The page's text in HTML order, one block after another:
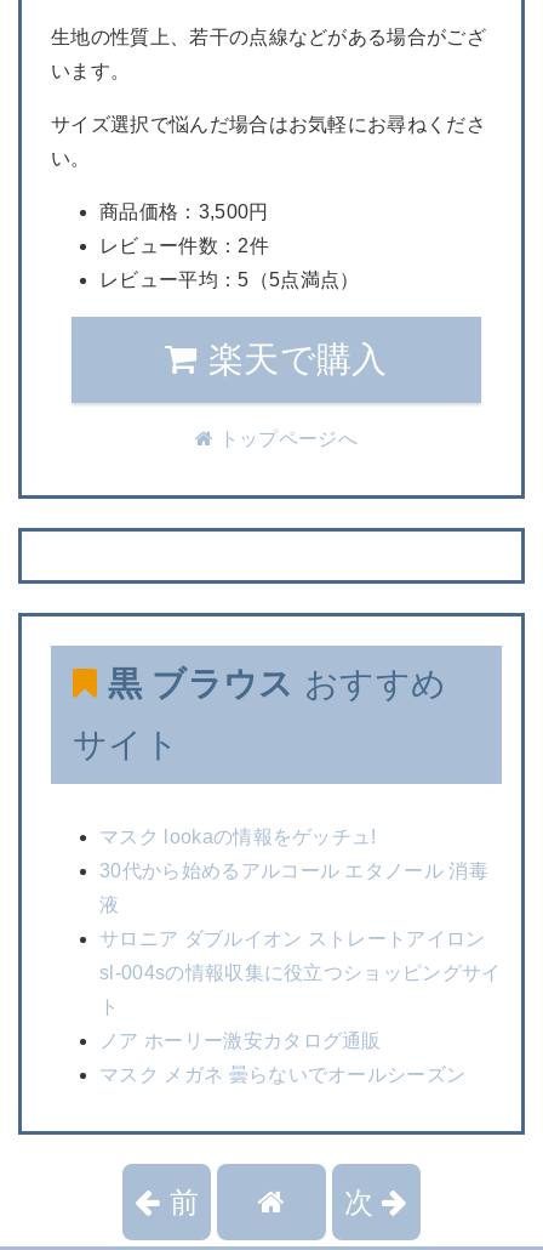
生地の性質上、若干の点線などがある場合がござ
います。
サイズ選択で悩んだ場合はお気軽にお尋ねくださ
い。
商品価格：3,500円
レビュー件数：2件
レビュー平均：5（5点満点）
楽天で購入
トップページへ
黒 ブラウス おすすめ
サイト
マスク lookaの情報をゲッチュ!
30代から始めるアルコール エタノール 消毒
液
サロニア ダブルイオン ストレートアイロン
sl-004sの情報収集に役立つショッピングサイ
ト
ノア ホーリー激安カタログ通販
マスク メガネ 曇らないでオールシーズン
前 次